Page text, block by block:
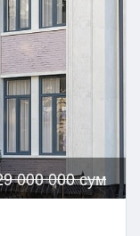
000 000 сум